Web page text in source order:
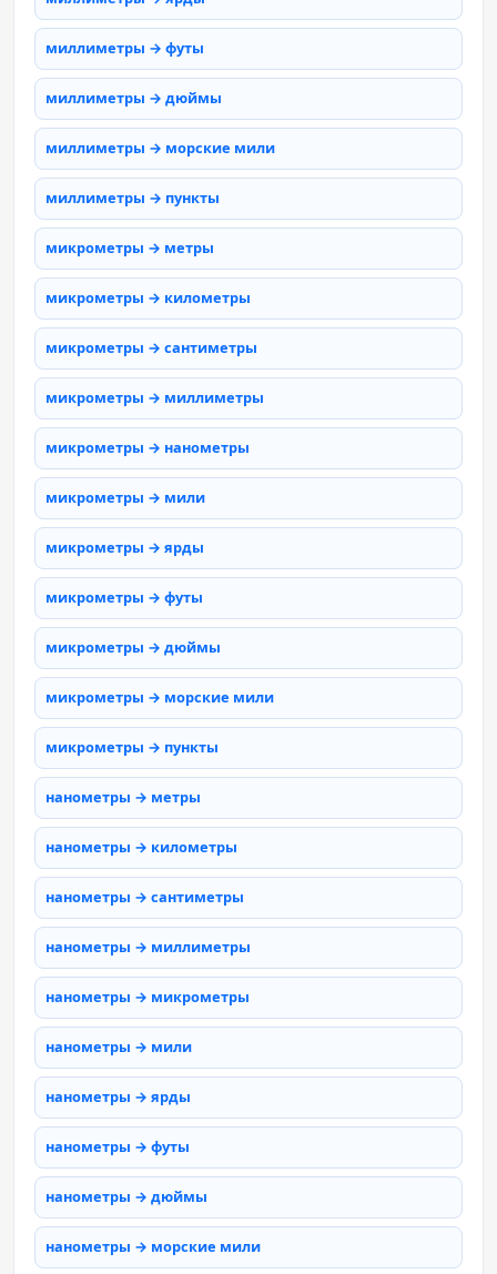
миллиметры → футы
миллиметры → дюймы
миллиметры → морские мили
миллиметры → пункты
микрометры → метры
микрометры → километры
микрометры → сантиметры
микрометры → миллиметры
микрометры → нанометры
микрометры → мили
микрометры → ярды
микрометры → футы
микрометры → дюймы
микрометры → морские мили
микрометры → пункты
нанометры → метры
нанометры → километры
нанометры → сантиметры
нанометры → миллиметры
нанометры → микрометры
нанометры → мили
нанометры → ярды
нанометры → футы
нанометры → дюймы
нанометры → морские мили